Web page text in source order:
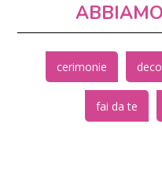
cerimonie
fai da te